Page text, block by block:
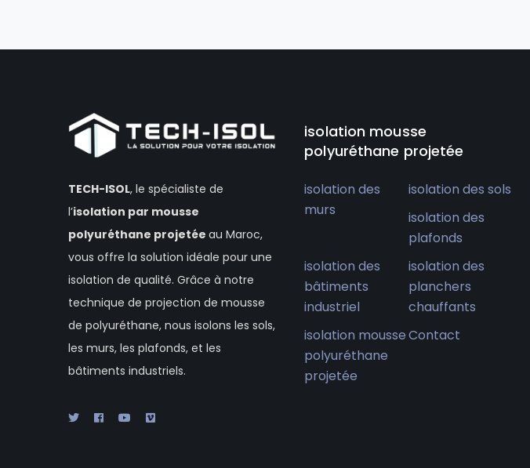
TECH-ISOL, le spécialiste de
l’isolation par mousse
polyuréthane projetée au Maroc,
vous offre la solution idéale pour une
isolation de qualité. Grâce à notre
technique de projection de mousse
de polyuréthane, nous isolons les sols,
les murs, les plafonds, et les
bâtiments industriels.
isolation mousse
polyuréthane projetée
isolation des
murs
isolation des sols
isolation des
plafonds
isolation des
bâtiments
industriel
isolation des
planchers
chauffants
isolation mousse
polyuréthane
projetée
Contact